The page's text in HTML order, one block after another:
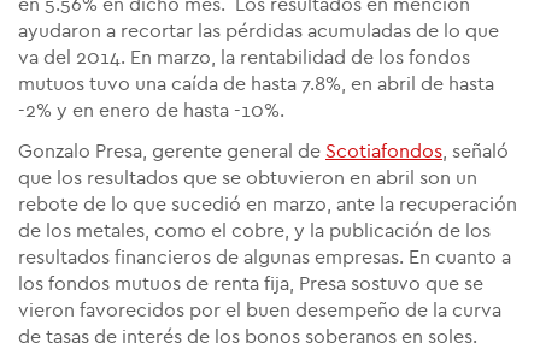
en 5.56% en dicho mes. Los resultados en mención
ayudaron a recortar las pérdidas acumuladas de lo que
va del 2014. En marzo, la rentabilidad de los fondos
mutuos tuvo una caída de hasta 7.8%, en abril de hasta
-2% y en enero de hasta -10%.
Gonzalo Presa, gerente general de Scotiafondos , señaló
que los resultados que se obtuvieron en abril son un
rebote de lo que sucedió en marzo, ante la recuperación
de los metales, como el cobre, y la publicación de los
resultados financieros de algunas empresas. En cuanto a
los fondos mutuos de renta fija, Presa sostuvo que se
vieron favorecidos por el buen desempeño de la curva
de tasas de interés de los bonos soberanos en soles.